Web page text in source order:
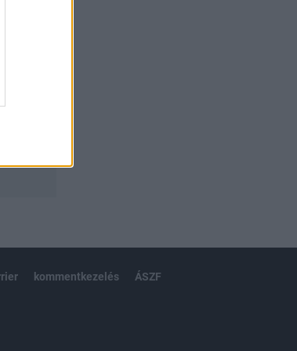
kommentkezelés ÁSZF